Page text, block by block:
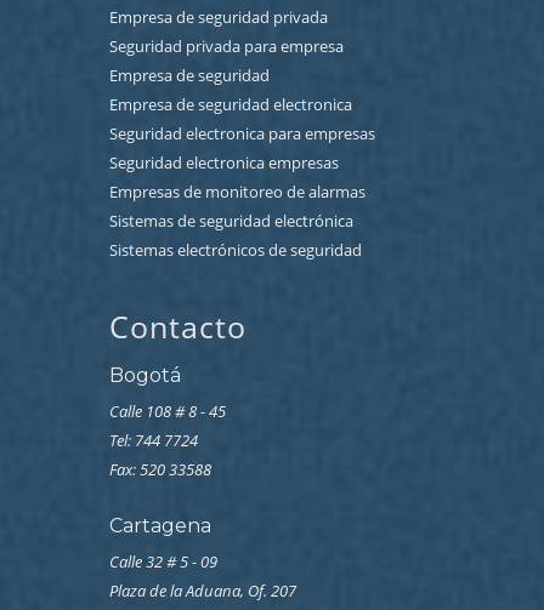
Empresa de seguridad privada
Seguridad privada para empresa
Empresa de seguridad
Empresa de seguridad electronica
Seguridad electronica para empresas
Seguridad electronica empresas
Empresas de monitoreo de alarmas
Sistemas de seguridad electrónica
Sistemas electrónicos de seguridad
Contacto
Bogotá
Calle 108 # 8 - 45
Tel: 744 7724
Fax: 520 33588
Cartagena
Calle 32 # 5 - 09
Plaza de la Aduana, Of. 207